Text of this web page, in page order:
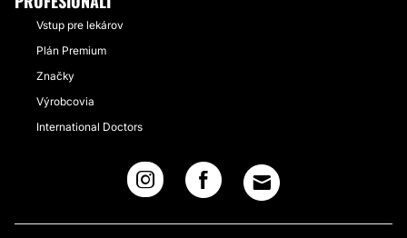
Vstup pre lekárov
Plán Premium
Značky
Výrobcovia
International Doctors